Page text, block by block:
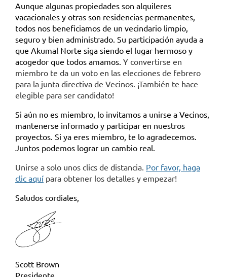
Aunque algunas propiedades son alquileres
vacacionales y otras son residencias permanentes,
todos nos beneficiamos de un vecindario limpio,
seguro y bien administrado. Su participación ayuda a
que Akumal Norte siga siendo el lugar hermoso y
acogedor que todos amamos. Y convertirse en
miembro te da un voto en las elecciones de febrero
para la junta directiva de Vecinos. ¡También te hace
elegible para ser candidato!
Si aún no es miembro, lo invitamos a unirse a Vecinos,
mantenerse informado y participar en nuestros
proyectos. Si ya eres miembro, te lo agradecemos.
Juntos podemos lograr un cambio real.
Unirse a solo unos clics de distancia. Por favor, haga
clic aquí para obtener los detalles y empezar!
Saludos cordiales,
Scott Brown